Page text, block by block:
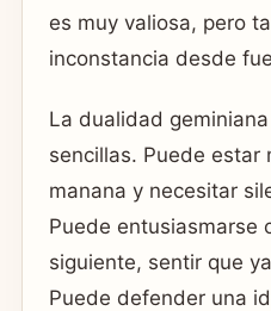
es muy valiosa, pero
inconstancia desde
La dualidad
sencillas. Puede estar
manana y necesitar
Puede entusiasmarse
siguiente, sentir que
Puede defender una